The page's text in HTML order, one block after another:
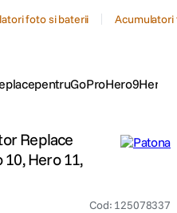
foto si baterii
Replace
Hero 11,
Cod: 125078337